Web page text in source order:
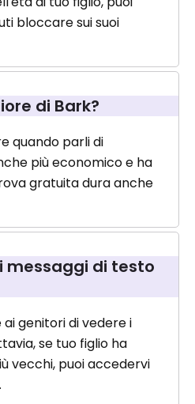
bloccare sui suoi
di Bark?
quando parli di
più economico e ha
gratuita dura anche
messaggi di testo
genitori di vedere i
se tuo figlio ha
vecchi, puoi accedervi